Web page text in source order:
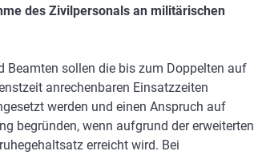
des Zivilpersonals an militärischen
Beamten sollen die bis zum Doppelten auf
anrechenbaren Einsatzzeiten
werden und einen Anspruch auf
begründen, wenn aufgrund der erweiterten
erreicht wird. Bei